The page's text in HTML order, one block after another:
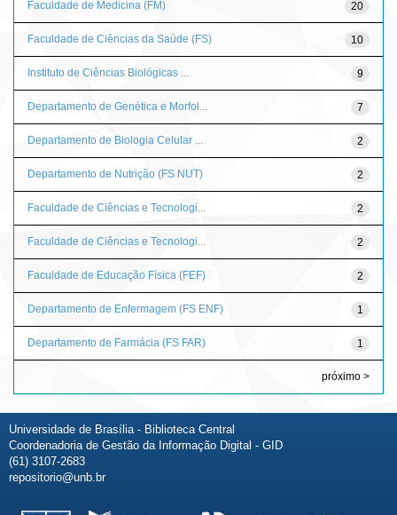
20
Faculdade de Medicina (FM)
10
Faculdade de Ciências da Saúde (FS)
9
Instituto de Ciências Biológicas ...
7
Departamento de Genética e Morfol...
2
Departamento de Biologia Celular ...
2
Departamento de Nutrição (FS NUT)
2
Faculdade de Ciências e Tecnologi...
2
Faculdade de Ciências e Tecnologi...
2
Faculdade de Educação Física (FEF)
1
Departamento de Enfermagem (FS ENF)
1
Departamento de Farmácia (FS FAR)
próximo >
Universidade de Brasília - Biblioteca Central
Coordenadoria de Gestão da Informação Digital - GID
(61) 3107-2683
repositorio@unb.br